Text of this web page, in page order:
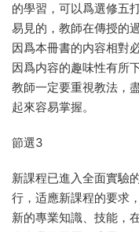
的學習，可以爲選修五
易見的，教師在傳授的
因爲本冊書的内容相對
因爲内容的趣味性有所
教師一定要重視教法，
起來容易掌握。
節選3
新課程已進入全面實驗
行，适應新課程的要求
新的專業知識、技能，